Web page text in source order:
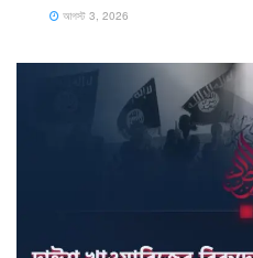
আগস্ট 3, 2026